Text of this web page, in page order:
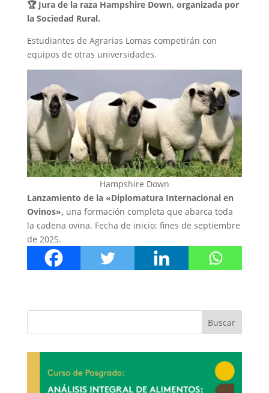
🏆 Jura de la raza Hampshire Down, organizada por
la Sociedad Rural.
Estudiantes de Agrarias Lomas competirán con
equipos de otras universidades.
Hampshire Down
Lanzamiento de la «Diplomatura Internacional en
Ovinos», una formación completa que abarca toda
la cadena ovina. Fecha de inicio: fines de septiembre
de 2025.